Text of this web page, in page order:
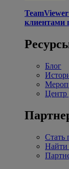
клиентами
Блог
Центр
Стать
Найти